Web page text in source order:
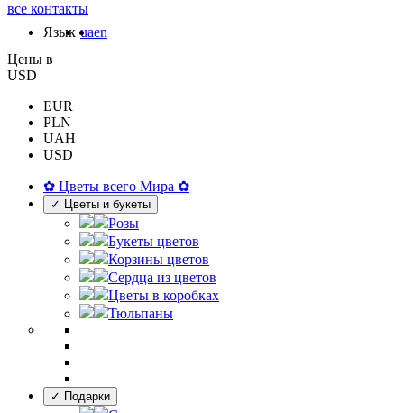
все контакты
Язык uaen
Цены в
USD
EUR
PLN
UAH
USD
✿ Цветы всего Мира ✿
✓ Цветы и букеты
Розы
Букеты цветов
Корзины цветов
Сердца из цветов
Цветы в коробках
Тюльпаны
✓ Подарки